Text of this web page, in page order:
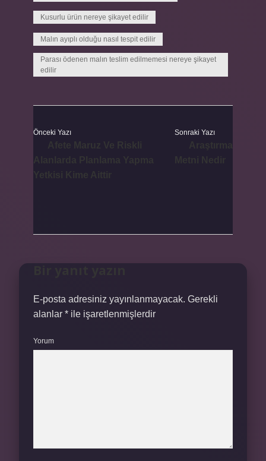
Kusurlu ürün nereye şikayet edilir
Malın ayıplı olduğu nasıl tespit edilir
Parası ödenen malın teslim edilmemesi nereye şikayet
edilir
Önceki Yazı Sonraki Yazı
E-posta adresiniz yayınlanmayacak. Gerekli
alanlar * ile işaretlenmişlerdir
Yorum